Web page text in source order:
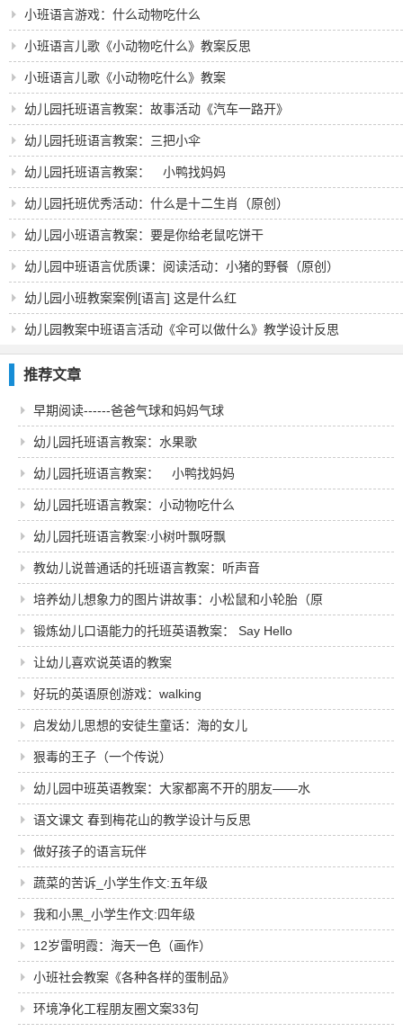
小班语言游戏：什么动物吃什么
小班语言儿歌《小动物吃什么》教案反思
小班语言儿歌《小动物吃什么》教案
幼儿园托班语言教案：故事活动《汽车一路开》
幼儿园托班语言教案：三把小伞
幼儿园托班语言教案： 小鸭找妈妈
幼儿园托班优秀活动：什么是十二生肖（原创）
幼儿园小班语言教案：要是你给老鼠吃饼干
幼儿园中班语言优质课：阅读活动：小猪的野餐（原创）
幼儿园小班教案案例[语言] 这是什么红
幼儿园教案中班语言活动《伞可以做什么》教学设计反思
推荐文章
早期阅读------爸爸气球和妈妈气球
幼儿园托班语言教案：水果歌
幼儿园托班语言教案： 小鸭找妈妈
幼儿园托班语言教案：小动物吃什么
幼儿园托班语言教案:小树叶飘呀飘
教幼儿说普通话的托班语言教案：听声音
培养幼儿想象力的图片讲故事：小松鼠和小轮胎（原
创）
锻炼幼儿口语能力的托班英语教案： Say Hello
让幼儿喜欢说英语的教案
好玩的英语原创游戏：walking
启发幼儿思想的安徒生童话：海的女儿
狠毒的王子（一个传说）
幼儿园中班英语教案：大家都离不开的朋友——水
语文课文 春到梅花山的教学设计与反思
做好孩子的语言玩伴
蔬菜的苦诉_小学生作文:五年级
我和小黑_小学生作文:四年级
12岁雷明霞：海天一色（画作）
小班社会教案《各种各样的蛋制品》
环境净化工程朋友圈文案33句